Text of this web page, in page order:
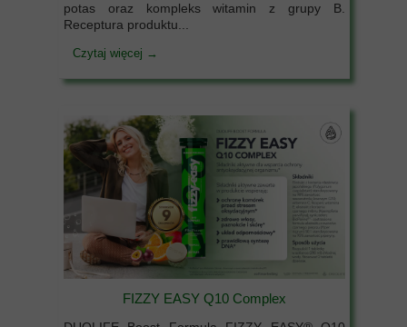
potas oraz kompleks witamin z grupy B.
Receptura produktu...
Czytaj więcej →
FIZZY EASY Q10 Complex